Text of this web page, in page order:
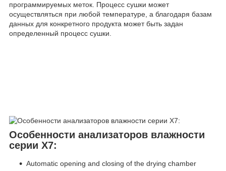
программируемых меток. Процесс сушки может
осуществляться при любой температуре, а благодаря базам
данных для конкретного продукта может быть задан
определенный процесс сушки.
Особенности анализаторов влажности
серии X7:
Automatic opening and closing of the drying chamber